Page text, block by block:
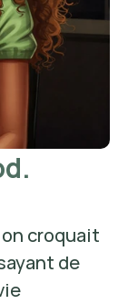
on croquait
de